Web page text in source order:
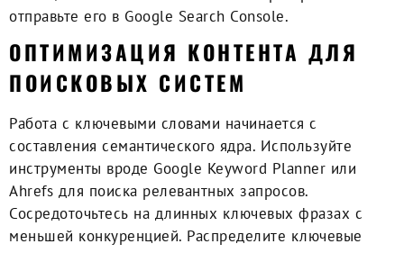
отправьте его в Google Search Console.
ОПТИМИЗАЦИЯ КОНТЕНТА ДЛЯ
ПОИСКОВЫХ СИСТЕМ
Работа с ключевыми словами начинается с
составления семантического ядра. Используйте
инструменты вроде Google Keyword Planner или
Ahrefs для поиска релевантных запросов.
Сосредоточьтесь на длинных ключевых фразах с
меньшей конкуренцией. Распределите ключевые